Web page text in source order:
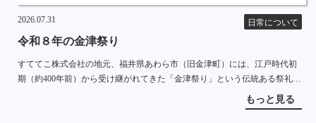
日常について
2026.07.31
令和８年の金津祭り
すててこ株式会社の地元、福井県あわら市（旧金津町）には、江戸時代初
期（約400年前）から受け継がれてきた「金津祭り」という伝統ある祭礼が
あります。 勇壮な山車が、子供踊りや若者の太鼓と共に、町中を練り歩き
もっと見る